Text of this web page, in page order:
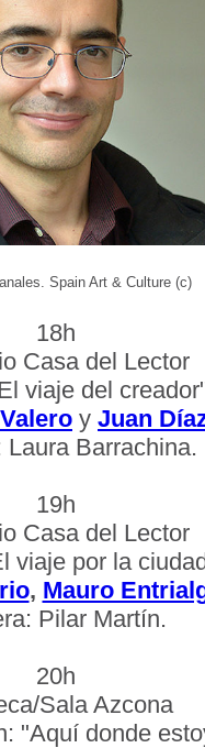
Spain Art & Culture (c)
18h
Casa del Lector
viaje del
y Juan
Laura Barrachina.
19h
Casa del Lector
viaje por la
, Mauro
Pilar Martín.
20h
Sala Azcona
"Aquí donde